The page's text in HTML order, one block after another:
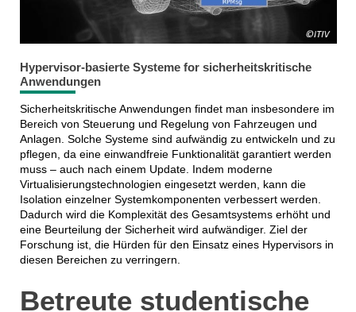
Hypervisor-basierte Systeme for sicherheitskritische
Anwendungen
Sicherheitskritische Anwendungen findet man insbesondere im
Bereich von Steuerung und Regelung von Fahrzeugen und
Anlagen. Solche Systeme sind aufwändig zu entwickeln und zu
pflegen, da eine einwandfreie Funktionalität garantiert werden
muss – auch nach einem Update. Indem moderne
Virtualisierungstechnologien eingesetzt werden, kann die
Isolation einzelner Systemkomponenten verbessert werden.
Dadurch wird die Komplexität des Gesamtsystems erhöht und
eine Beurteilung der Sicherheit wird aufwändiger. Ziel der
Forschung ist, die Hürden für den Einsatz eines Hypervisors in
diesen Bereichen zu verringern.
Betreute studentische